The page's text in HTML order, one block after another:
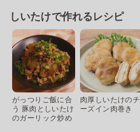
しいたけで作れるレシピ
がっつりご飯に合
う 豚肉としいたけ
のガーリック炒め
肉厚しいたけのチ
ーズイン肉巻き